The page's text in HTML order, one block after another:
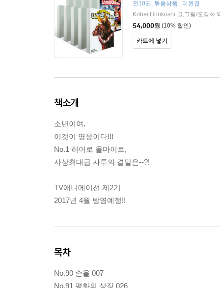
전10권, 묶음상품 , 미완결
Kohei Horikoshi 글,그림/오경화
54,000원 (10% 할인)
카트에 넣기
책소개
소년이여,
이것이 영웅이다!!!
No.1 히어로 올마이트,
사상최대급 사투의 결말은--?!
TV애니메이션 제2기
2017년 4월 방영예정!!
목차
No.90 손을 007
No.91 평화의 상징 026